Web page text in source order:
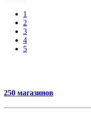
1
2
3
4
5
250 магазинов